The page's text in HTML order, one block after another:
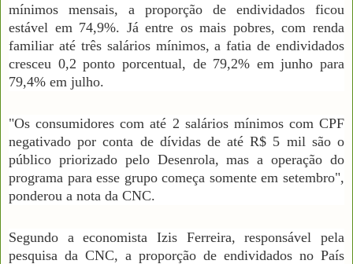
mínimos mensais, a proporção de endividados ficou
estável em 74,9%. Já entre os mais pobres, com renda
familiar até três salários mínimos, a fatia de endividados
cresceu 0,2 ponto porcentual, de 79,2% em junho para
79,4% em julho.
"Os consumidores com até 2 salários mínimos com CPF
negativado por conta de dívidas de até R$ 5 mil são o
público priorizado pelo Desenrola, mas a operação do
programa para esse grupo começa somente em setembro",
ponderou a nota da CNC.
Segundo a economista Izis Ferreira, responsável pela
pesquisa da CNC, a proporção de endividados no País